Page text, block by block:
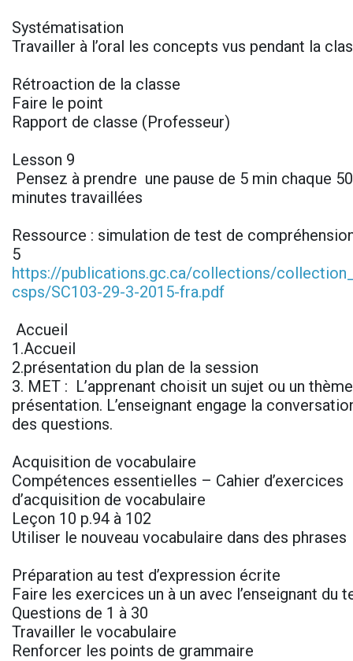
Systématisation
Travailler à l’oral les concepts vus pendant la
Rétroaction de la classe
Faire le point
Rapport de classe (Professeur)
Lesson 9
Pensez à prendre une pause de 5 min chaque
minutes travaillées
Ressource : simulation de test de
5
https://publications.gc.ca/collections/
csps/SC103-29-3-2015-fra.pdf
Accueil
1.Accueil
2.présentation du plan de la session
3. MET : L’apprenant choisit un sujet ou un
présentation. L’enseignant engage la
des questions.
Acquisition de vocabulaire
Compétences essentielles – Cahier d’exercices
d’acquisition de vocabulaire
Leçon 10 p.94 à 102
Utiliser le nouveau vocabulaire dans des phrases
Préparation au test d’expression écrite
Faire les exercices un à un avec l’enseignant du
Questions de 1 à 30
Travailler le vocabulaire
Renforcer les points de grammaire